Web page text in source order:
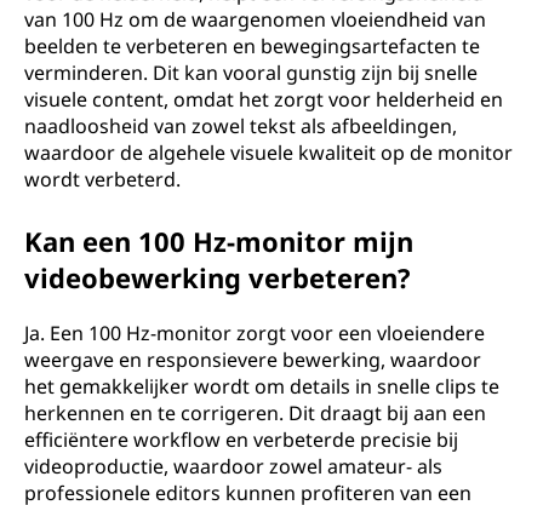
van 100 Hz om de waargenomen vloeiendheid van
beelden te verbeteren en bewegingsartefacten te
verminderen. Dit kan vooral gunstig zijn bij snelle
visuele content, omdat het zorgt voor helderheid en
naadloosheid van zowel tekst als afbeeldingen,
waardoor de algehele visuele kwaliteit op de monitor
wordt verbeterd.
Kan een 100 Hz-monitor mijn
videobewerking verbeteren?
Ja. Een 100 Hz-monitor zorgt voor een vloeiendere
weergave en responsievere bewerking, waardoor
het gemakkelijker wordt om details in snelle clips te
herkennen en te corrigeren. Dit draagt bij aan een
efficiëntere workflow en verbeterde precisie bij
videoproductie, waardoor zowel amateur- als
professionele editors kunnen profiteren van een